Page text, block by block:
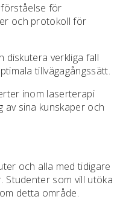
förståelse för
och protokoll för
diskutera verkliga fall
tillvägagångssätt.
inom laserterapi
av sina kunskaper och
och alla med tidigare
Studenter som vill utöka
detta område.